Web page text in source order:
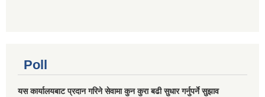
Poll
यस कार्यालयबाट प्रदान गरिने सेवामा कुन कुरा बढी सुधार गर्नुपर्ने सुझाव